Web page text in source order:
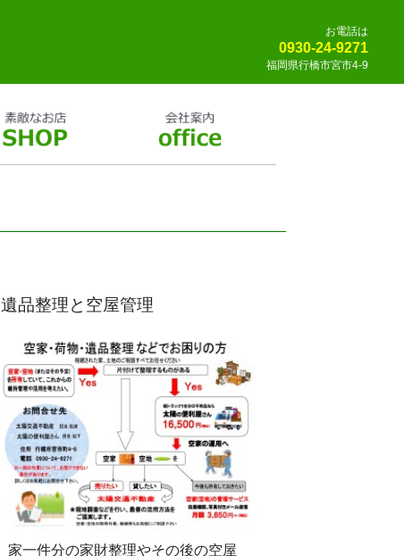
お電話は
0930-24-9271
福岡県行橋市宮市4-9
遺品整理と空屋管理
家一件分の家財整理やその後の空屋